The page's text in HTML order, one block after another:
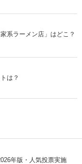
系ラーメン店」はどこ？
は？
年版・人気投票実施